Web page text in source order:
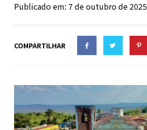
Publicado em: 7 de outubro de 2025
COMPARTILHAR